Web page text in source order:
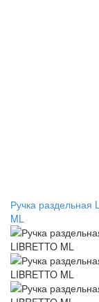
Ручка раздельная
ML